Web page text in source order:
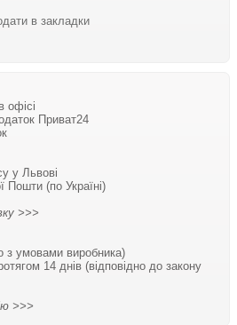
в закладки
офісі
Приват24
у Львові
Пошти (по Україні)
>>>
з умовами виробника)
14 днів (відповідно до закону
>>>